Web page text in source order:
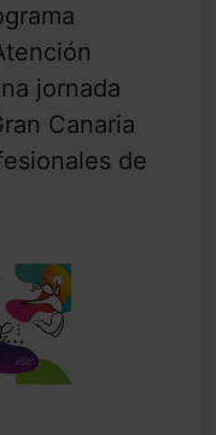
jornada
Canaria
de